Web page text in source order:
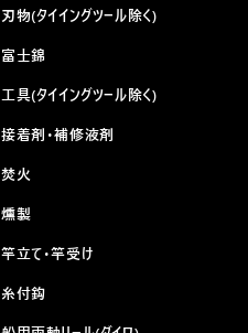
刃物(タイイングツール除く)
富士錦
工具(タイイングツール除く)
接着剤・補修液剤
焚火
燻製
竿立て・竿受け
糸付鈎